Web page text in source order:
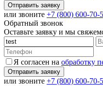
или звоните +7 (800) 600-70-
Обратный звонок
Оставьте заявку и мы
Я согласен на обработку
или звоните +7 (800) 600-70-